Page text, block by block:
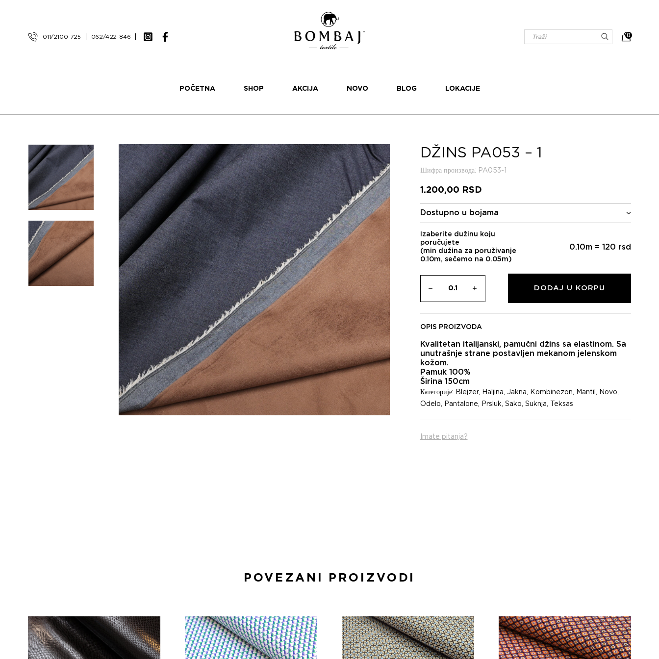
011/2100-725 062/422-846 0
POČETNA SHOP AKCIJA NOVO BLOG LOKACIJE
DŽINS PA053 – 1
Шифра производа: PA053-1
1.200,00 RSD
Dostupno u bojama
Izaberite dužinu koju
poručujete
(min dužina za poruživanje
0.10m, sečemo na 0.05m)
0.10m = 120 rsd
DODAJ U KORPU
OPIS PROIZVODA
Kvalitetan italijanski, pamučni džins sa elastinom. Sa
unutrašnje strane postavljen mekanom jelenskom
kožom.
Pamuk 100%
Širina 150cm
Категорије: Blejzer, Haljina, Jakna, Kombinezon, Mantil , Novo,
Odelo, Pantalone, Prsluk, Sako, Suknja, Teksas
Imate pitanja?
POVEZANI PROIZVODI